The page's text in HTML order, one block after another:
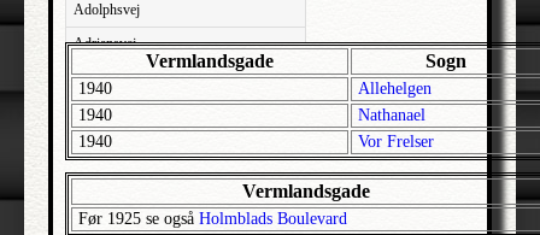
Adolphsvej
Adriansvej
Aftenbakken
Agavevej
Agerlandsvej
Agermosen
Agerskovvej
Vermlandsgade Sogn
1940
Allehelgen
1940
Nathanael
1940
Vor Frelser
Vermlandsgade
Før 1925 se også Holmblads Boulevard